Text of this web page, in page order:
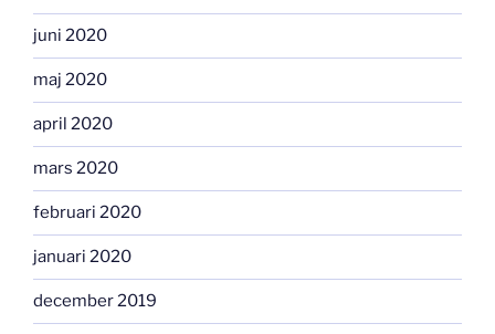
juni 2020
maj 2020
april 2020
mars 2020
februari 2020
januari 2020
december 2019